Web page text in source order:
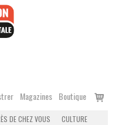
Magazines Boutique
Voir
DE CHEZ VOUS
CULTURE